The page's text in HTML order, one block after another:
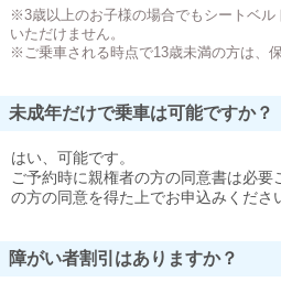
※3歳以上のお子様の場合でもシートベル
いただけません。
※ご乗車される時点で13歳未満の方は、
未成年だけで乗車は可能ですか？
はい、可能です。
ご予約時に親権者の方の同意書は必
の方の同意を得た上でお申込みくださ
障がい者割引はありますか？